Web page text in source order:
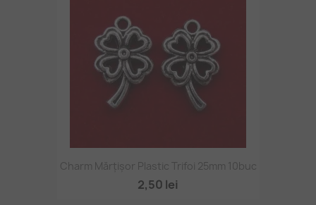
Charm Mărțișor Plastic Trifoi 25mm 10buc
2,50 lei